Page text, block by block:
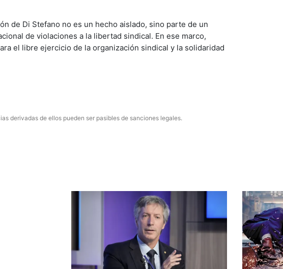
de Di Stefano no es un hecho aislado, sino parte de un
de violaciones a la libertad sindical. En ese marco,
el libre ejercicio de la organización sindical y la solidaridad
derivadas de ellos pueden ser pasibles de sanciones legales.